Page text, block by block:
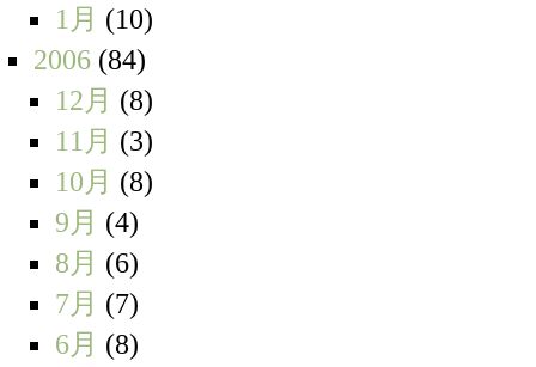
1月 (10)
2006 (84)
12月 (8)
11月 (3)
10月 (8)
9月 (4)
8月 (6)
7月 (7)
6月 (8)